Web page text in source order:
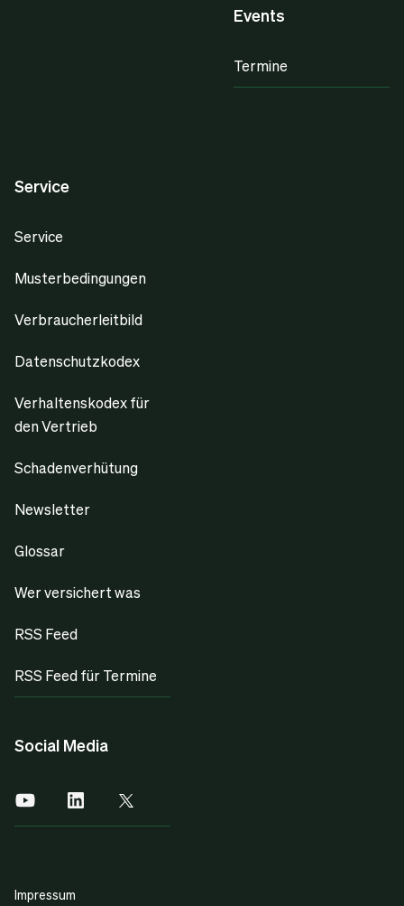
Events
Termine
Service
Service
Musterbedingungen
Verbraucherleitbild
Datenschutzkodex
Verhaltenskodex für
den Vertrieb
Schadenverhütung
Newsletter
Glossar
Wer versichert was
RSS Feed
RSS Feed für Termine
Social Media
Impressum